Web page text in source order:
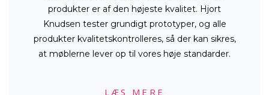
produkter er af den højeste kvalitet. Hjort
Knudsen tester grundigt prototyper, og alle
produkter kvalitetskontrolleres, så der kan sikres,
at møblerne lever op til vores høje standarder.
LÆS MERE